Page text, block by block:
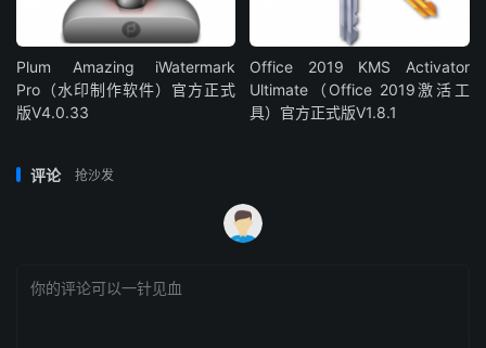
Plum Amazing iWatermark
Pro（水印制作软件）官方正式
版V4.0.33
Office 2019 KMS Activator
Ultimate（Office 2019激活工
具）官方正式版V1.8.1
评论 抢沙发